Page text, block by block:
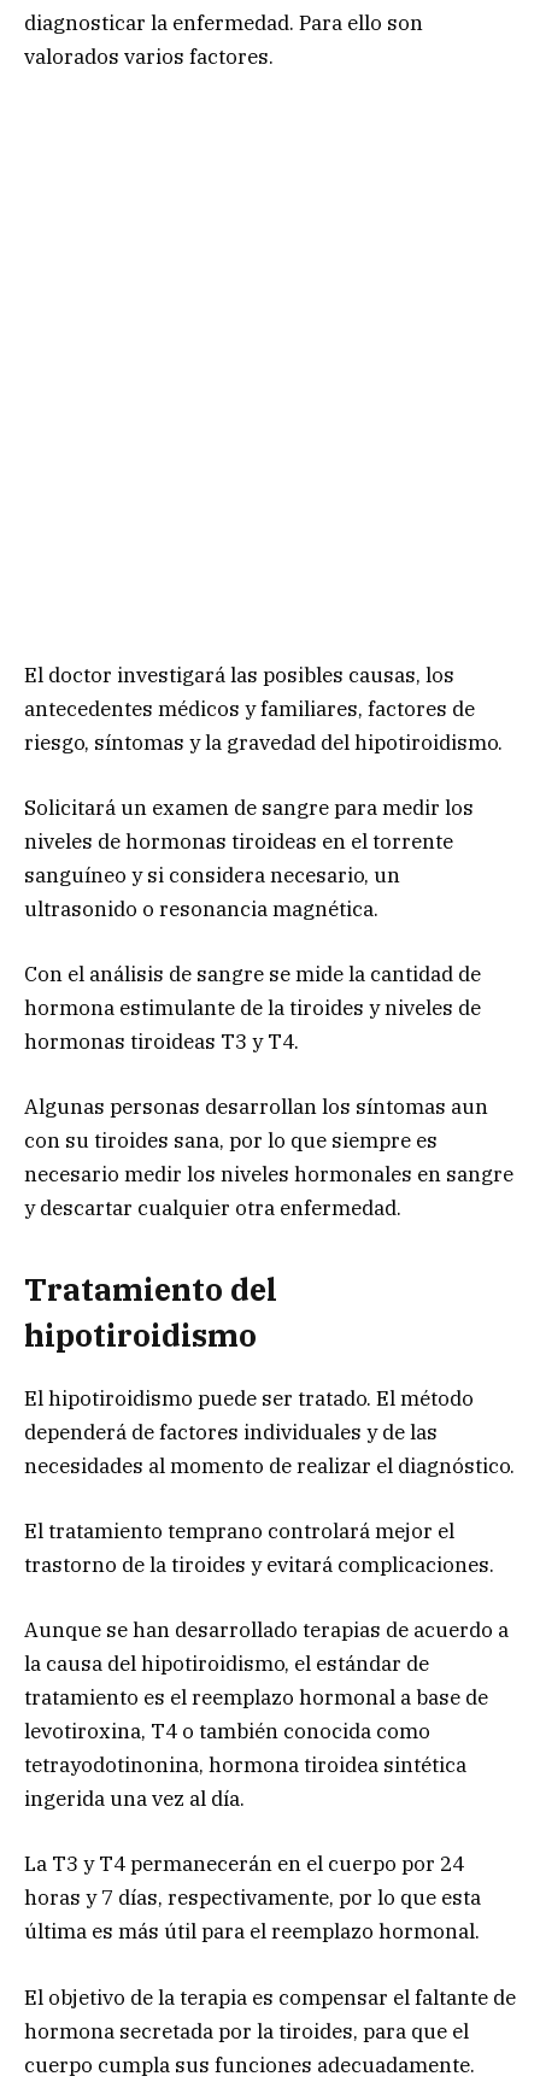
diagnosticar la enfermedad. Para ello son
valorados varios factores.
El doctor investigará las posibles causas, los
antecedentes médicos y familiares, factores de
riesgo, síntomas y la gravedad del hipotiroidismo.
Solicitará un examen de sangre para medir los
niveles de hormonas tiroideas en el torrente
sanguíneo y si considera necesario, un
ultrasonido o resonancia magnética.
Con el análisis de sangre se mide la cantidad de
hormona estimulante de la tiroides y niveles de
hormonas tiroideas T3 y T4.
Algunas personas desarrollan los síntomas aun
con su tiroides sana, por lo que siempre es
necesario medir los niveles hormonales en sangre
y descartar cualquier otra enfermedad.
Tratamiento del
hipotiroidismo
El hipotiroidismo puede ser tratado. El método
dependerá de factores individuales y de las
necesidades al momento de realizar el diagnóstico.
El tratamiento temprano controlará mejor el
trastorno de la tiroides y evitará complicaciones.
Aunque se han desarrollado terapias de acuerdo a
la causa del hipotiroidismo, el estándar de
tratamiento es el reemplazo hormonal a base de
levotiroxina, T4 o también conocida como
tetrayodotinonina, hormona tiroidea sintética
ingerida una vez al día.
La T3 y T4 permanecerán en el cuerpo por 24
horas y 7 días, respectivamente, por lo que esta
última es más útil para el reemplazo hormonal.
El objetivo de la terapia es compensar el faltante de
hormona secretada por la tiroides, para que el
cuerpo cumpla sus funciones adecuadamente.